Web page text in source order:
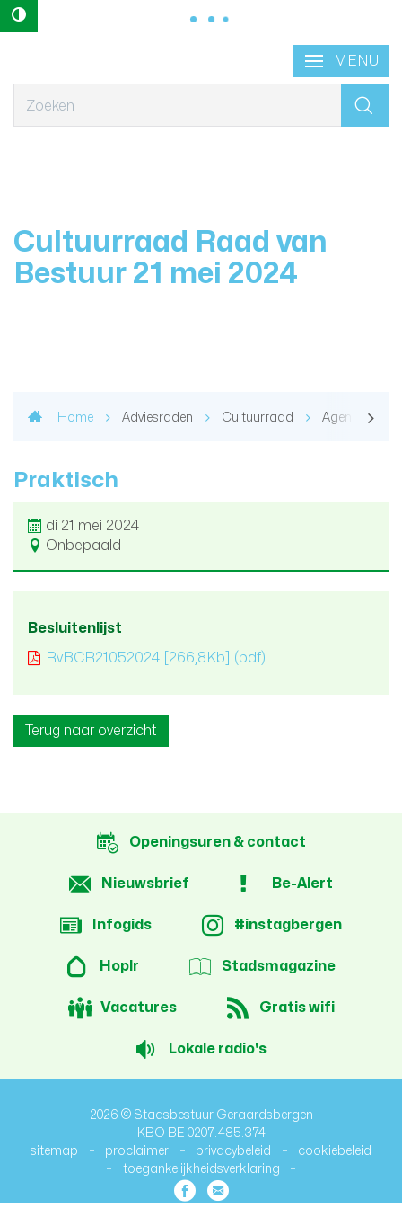
Hoog contrast
MENU
Bestuur
Geraardsbergen
Wat
Cultuurraad Raad van
Bestuur 21 mei 2024
Home Adviesraden Cultuurraad Agenda en
Praktisch
di 21 mei 2024
Onbepaald
Besluitenlijst
RvBCR21052024 [266,8Kb] (pdf)
Terug naar overzicht
Openingsuren & contact
Nieuwsbrief Be-Alert
Infogids #instagbergen
Hoplr Stadsmagazine
Vacatures Gratis wifi
Lokale radio's
2026 © Stadsbestuur Geraardsbergen
KBO BE 0207.485.374
sitemap
proclaimer privacybeleid
cookiebeleid
toegankelijkheidsverklaring
Facebook
E-
mail